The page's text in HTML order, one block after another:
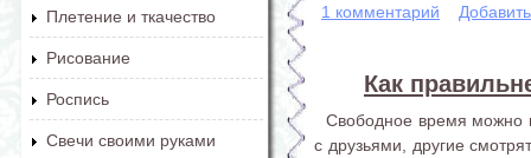
Плетение и ткачество
Рисование
Роспись
Свечи своими руками
1 комментарий
Как
Свободное время можно
с друзьями, другие